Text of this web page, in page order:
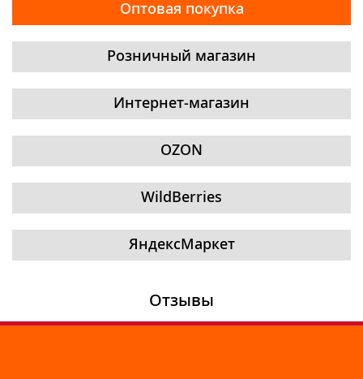
Оптовая покупка
Розничный магазин
Интернет-магазин
OZON
WildBerries
ЯндексМаркет
Отзывы